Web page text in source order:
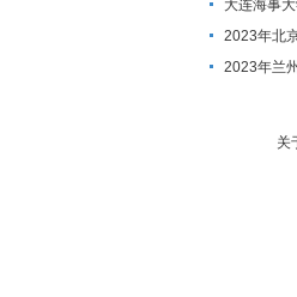
大连海事
费标准及
2023年北
2023年兰
关